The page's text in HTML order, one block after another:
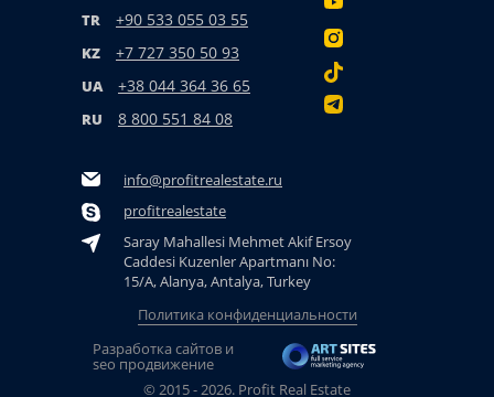
TR +90 533 055 03 55
KZ +7 727 350 50 93
UA +38 044 364 36 65
RU 8 800 551 84 08
info@profitrealestate.ru
profitrealestate
Saray Mahallesi Mehmet Akif Ersoy
Caddesi Kuzenler Apartmanı No:
15/A, Alanya, Antalya, Turkey
© 2015 - 2026. Profit Real Estate
Политика конфиденциальности
Разработка сайтов и
seo продвижение